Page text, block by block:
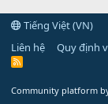
Tiếng Việt (VN)
Liên hệ
Quy định
R
Community platform